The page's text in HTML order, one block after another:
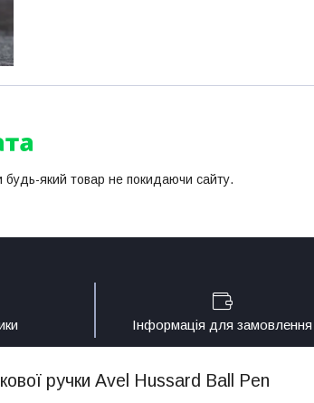
будь-який товар не покидаючи сайту.
Інформація для замовлення
ручки Avel Hussard Ball Pen